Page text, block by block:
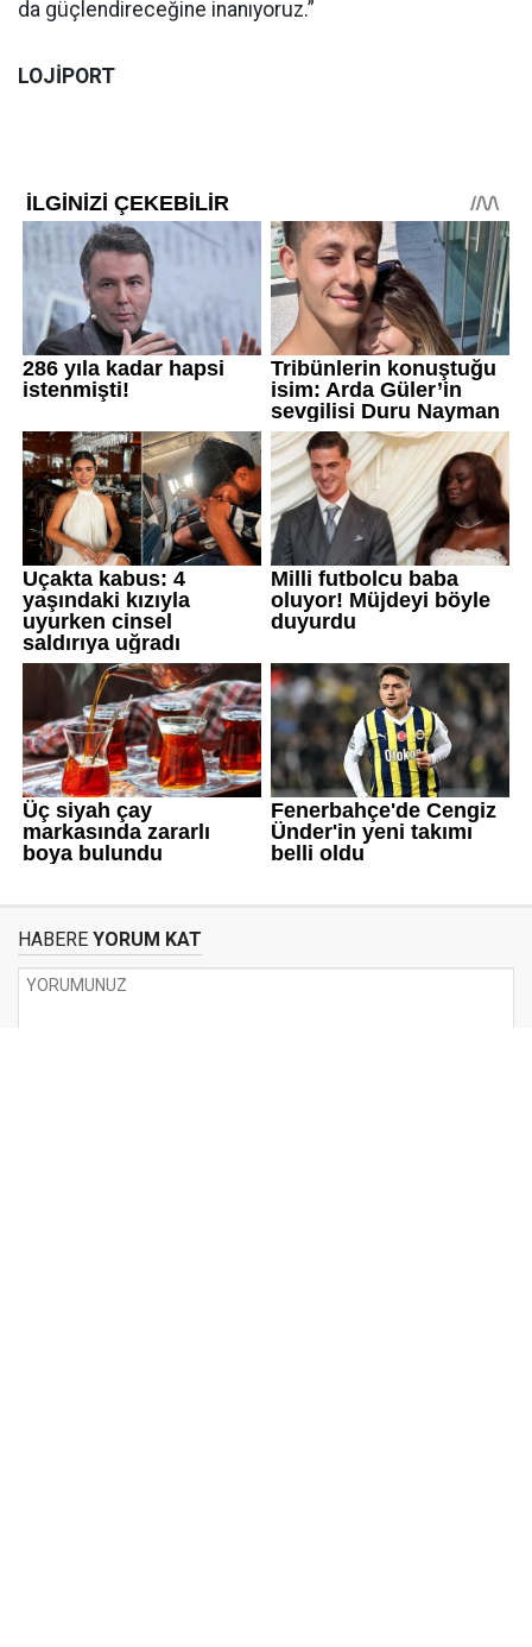
da güçlendireceğine inanıyoruz.”
LOJİPORT
HABERE YORUM KAT